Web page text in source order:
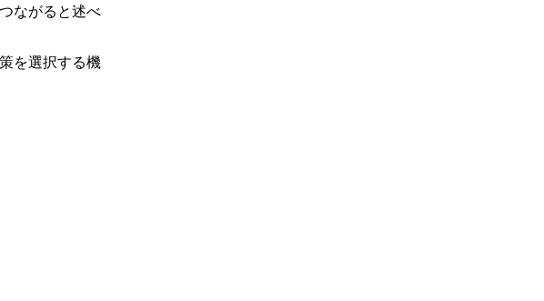
ながると述べ
を選択する機